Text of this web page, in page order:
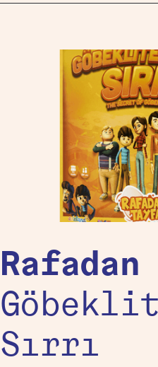
Sırrı